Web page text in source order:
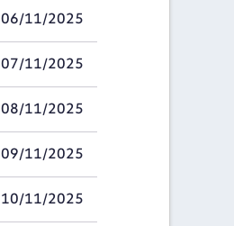
06/11/2025
07/11/2025
08/11/2025
09/11/2025
10/11/2025